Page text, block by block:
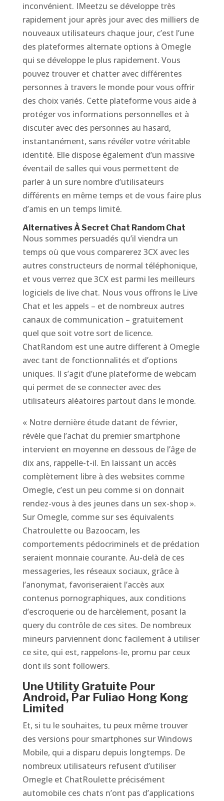
inconvénient. IMeetzu se développe très
rapidement jour après jour avec des milliers de
nouveaux utilisateurs chaque jour, c’est l’une
des plateformes alternate options à Omegle
qui se développe le plus rapidement. Vous
pouvez trouver et chatter avec différentes
personnes à travers le monde pour vous offrir
des choix variés. Cette plateforme vous aide à
protéger vos informations personnelles et à
discuter avec des personnes au hasard,
instantanément, sans révéler votre véritable
identité. Elle dispose également d’un massive
éventail de salles qui vous permettent de
parler à un sure nombre d’utilisateurs
différents en même temps et de vous faire plus
d’amis en un temps limité.
Alternatives À Secret Chat Random Chat
Nous sommes persuadés qu’il viendra un
temps où que vous comparerez 3CX avec les
autres constructeurs de normal téléphonique,
et vous verrez que 3CX est parmi les meilleurs
logiciels de live chat. Nous vous offrons le Live
Chat et les appels – et de nombreux autres
canaux de communication – gratuitement
quel que soit votre sort de licence.
ChatRandom est une autre different à Omegle
avec tant de fonctionnalités et d’options
uniques. Il s’agit d’une plateforme de webcam
qui permet de se connecter avec des
utilisateurs aléatoires partout dans le monde.
« Notre dernière étude datant de février,
révèle que l’achat du premier smartphone
intervient en moyenne en dessous de l’âge de
dix ans, rappelle-t-il. En laissant un accès
complètement libre à des websites comme
Omegle, c’est un peu comme si on donnait
rendez-vous à des jeunes dans un sex-shop ».
Sur Omegle, comme sur ses équivalents
Chatroulette ou Bazoocam, les
comportements pédocriminels et de prédation
seraient monnaie courante. Au-delà de ces
messageries, les réseaux sociaux, grâce à
l’anonymat, favoriseraient l’accès aux
contenus pornographiques, aux conditions
d’escroquerie ou de harcèlement, posant la
query du contrôle de ces sites. De nombreux
mineurs parviennent donc facilement à utiliser
ce site, qui est, rappelons-le, promu par ceux
dont ils sont followers.
Une Utility Gratuite Pour
Android, Par Fuliao Hong Kong
Limited
Et, si tu le souhaites, tu peux même trouver
des versions pour smartphones sur Windows
Mobile, qui a disparu depuis longtemps. De
nombreux utilisateurs refusent d’utiliser
Omegle et ChatRoulette précisément
automobile ces chats n’ont pas d’applications